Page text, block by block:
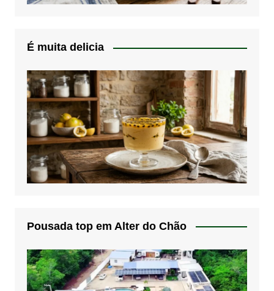
É muita delicia
Pousada top em Alter do Chão